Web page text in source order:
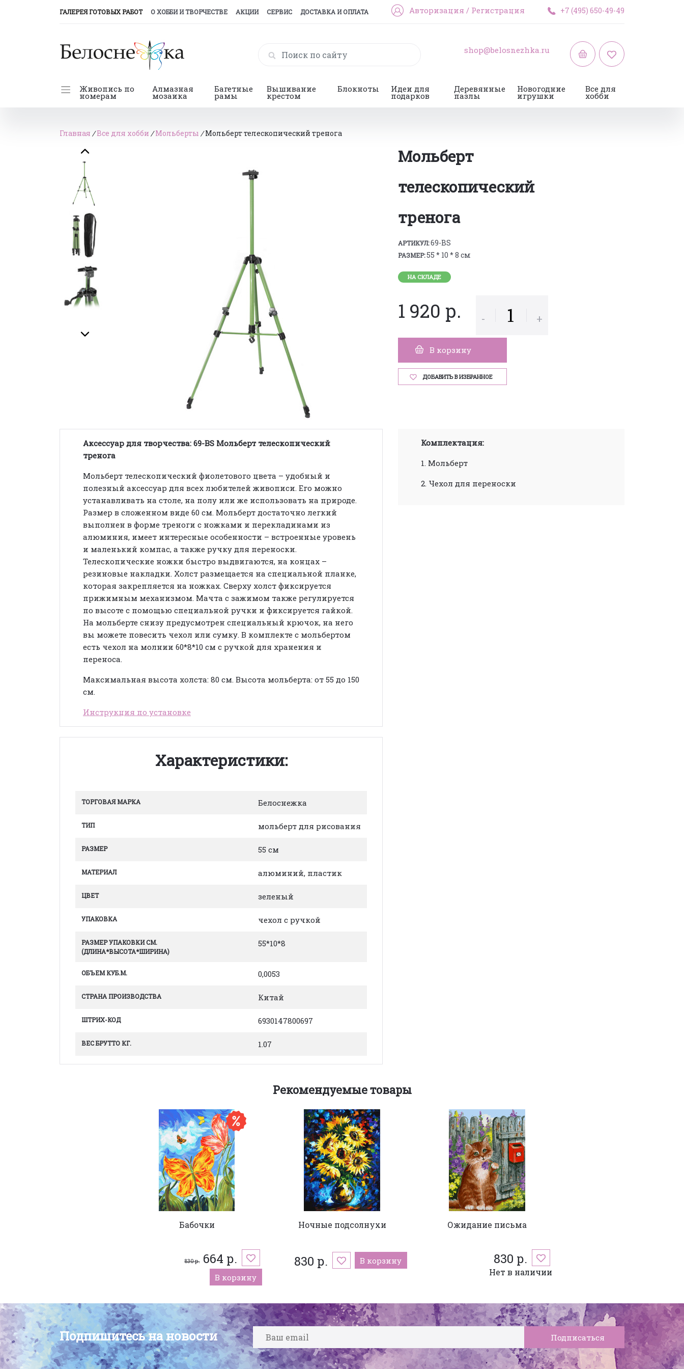
ГАЛЕРЕЯ ГОТОВЫХ РАБОТ(CURRENT)
О ХОББИ И ТВОРЧЕСТВЕ АКЦИИ СЕРВИС ДОСТАВКА И ОПЛАТА Авторизация / Регистрация +7 (495) 650-49-49
shop@belosnezhka.ru
Живопись по
номерам
Алмазная
мозаика
Багетные
рамы
Вышивание
крестом
Блокноты Идеи для
подарков
Деревянные
пазлы
Новогодние
игрушки
Все для
хобби
Главная /Все для хобби /Мольберты /Мольберт телескопический тренога
Мольберт
телескопический
тренога
АРТИКУЛ:69-BS
РАЗМЕР:55 * 10 * 8 см
НА СКЛАДЕ
1 920 р. - +
В корзину
ДОБАВИТЬ В ИЗБРАННОЕ
Аксессуар для творчества: 69-BS Мольберт телескопический
тренога
Мольберт телескопический фиолетового цвета – удобный и
полезный аксессуар для всех любителей живописи. Его можно
устанавливать на столе, на полу или же использовать на природе.
Размер в сложенном виде 60 см. Мольберт достаточно легкий
выполнен в форме треноги с ножками и перекладинами из
алюминия, имеет интересные особенности – встроенные уровень
и маленький компас, а также ручку для переноски.
Телескопические ножки быстро выдвигаются, на концах –
резиновые накладки. Холст размещается на специальной планке,
которая закрепляется на ножках. Сверху холст фиксируется
прижимным механизмом. Мачта с зажимом также регулируется
по высоте с помощью специальной ручки и фиксируется гайкой.
На мольберте снизу предусмотрен специальный крючок, на него
вы можете повесить чехол или сумку. В комплекте с мольбертом
есть чехол на молнии 60*8*10 см с ручкой для хранения и
переноса.
Максимальная высота холста: 80 см. Высота мольберта: от 55 до 150
см.
Инструкция по установке
Характеристики:
ТОРГОВАЯ МАРКА Белоснежка
ТИП мольберт для рисования
РАЗМЕР 55 см
МАТЕРИАЛ алюминий, пластик
ЦВЕТ зеленый
УПАКОВКА чехол с ручкой
РАЗМЕР УПАКОВКИ СМ.
(ДЛИНА*ВЫСОТА*ШИРИНА)
55*10*8
ОБЪЕМ КУБ.М. 0,0053
СТРАНА ПРОИЗВОДСТВА Китай
ШТРИХ-КОД 6930147800697
ВЕС БРУТТО КГ. 1.07
Комплектация:
1. Мольберт
2. Чехол для переноски
Рекомендуемые товары
Бабочки
830 р.664 р.
В корзину
Ночные подсолнухи
830 р. В корзину
Ожидание письма
830 р.
Нет в наличии
Подпишитесь на новости